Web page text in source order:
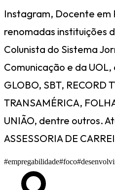
Instagram, Docente em
renomadas instituições
Colunista do Sistema
Comunicação e da UOL,
GLOBO, SBT, RECORD
TRANSAMÉRICA,
UNIÃO, dentre outros.
ASSESSORIA DE
#empregabilidade#foco